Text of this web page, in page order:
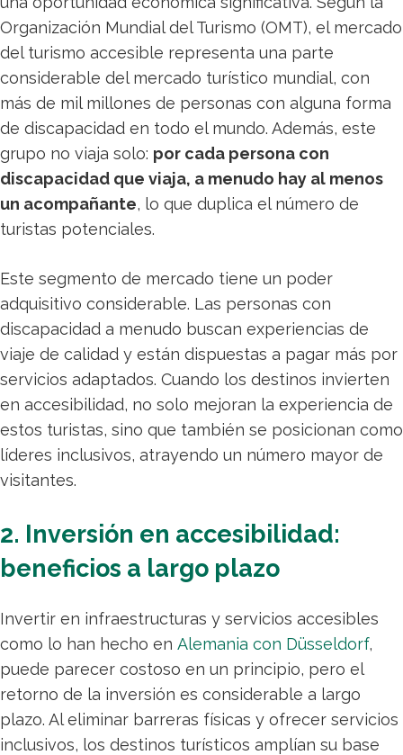
Organización Mundial del Turismo (OMT), el mercado
del turismo accesible representa una parte
considerable del mercado turístico mundial, con
más de mil millones de personas con alguna forma
de discapacidad en todo el mundo. Además, este
grupo no viaja solo: por cada persona con
discapacidad que viaja, a menudo hay al menos
un acompañante, lo que duplica el número de
turistas potenciales.
Este segmento de mercado tiene un poder
adquisitivo considerable. Las personas con
discapacidad a menudo buscan experiencias de
viaje de calidad y están dispuestas a pagar más por
servicios adaptados. Cuando los destinos invierten
en accesibilidad, no solo mejoran la experiencia de
estos turistas, sino que también se posicionan como
líderes inclusivos, atrayendo un número mayor de
visitantes.
2. Inversión en accesibilidad:
beneficios a largo plazo
Invertir en infraestructuras y servicios accesibles
como lo han hecho en Alemania con Düsseldorf,
puede parecer costoso en un principio, pero el
retorno de la inversión es considerable a largo
plazo. Al eliminar barreras físicas y ofrecer servicios
inclusivos, los destinos turísticos amplían su base